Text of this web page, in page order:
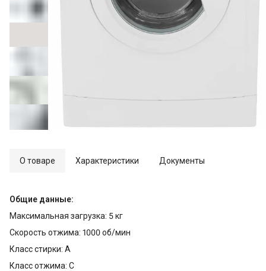
О товаре Характеристики Документы
Общие данные:
Максимальная загрузка: 5 кг
Скорость отжима: 1000 об/мин
Класс стирки: А
Класс отжима: С